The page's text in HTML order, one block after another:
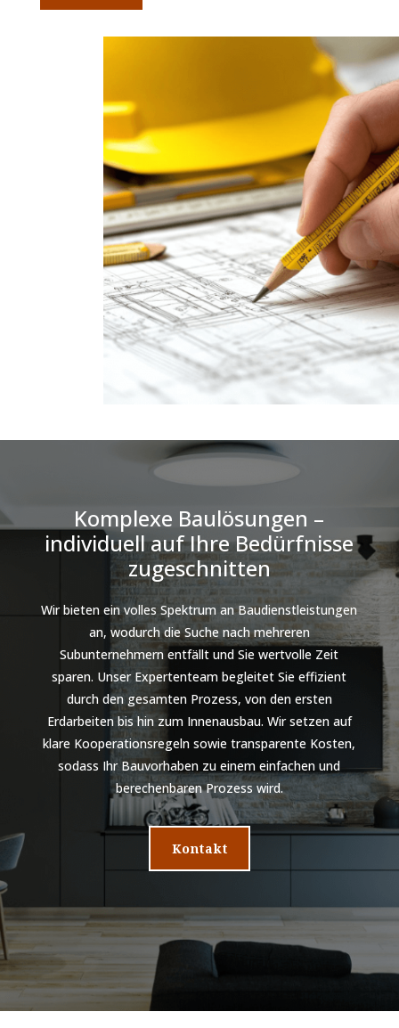
Komplexe Baulösungen –
individuell auf Ihre Bedürfnisse
zugeschnitten
Wir bieten ein volles Spektrum an Baudienstleistungen
an, wodurch die Suche nach mehreren
Subunternehmern entfällt und Sie wertvolle Zeit
sparen. Unser Expertenteam begleitet Sie effizient
durch den gesamten Prozess, von den ersten
Erdarbeiten bis hin zum Innenausbau. Wir setzen auf
klare Kooperationsregeln sowie transparente Kosten,
sodass Ihr Bauvorhaben zu einem einfachen und
berechenbaren Prozess wird.
Kontakt